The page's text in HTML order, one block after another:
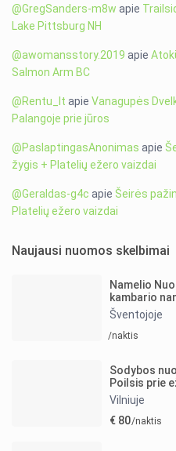
@GregSanders-m8w apie
Lake Pittsburg NH
@awomansstory.2019 apie
Salmon Arm BC
@Rentu_lt apieVanagupės
Palangoje prie jūros
@PaslaptingasAnonimas apie
žygis + Platelių ežero vaizdai
@Geraldas-g4c apie Šeirės
Platelių ežero vaizdai
Naujausi nuomos skelbimai
Namelio
kambario
Šventojoje
/naktis
Sodybos
Poilsis prie
Vilniuje
€ 80/naktis